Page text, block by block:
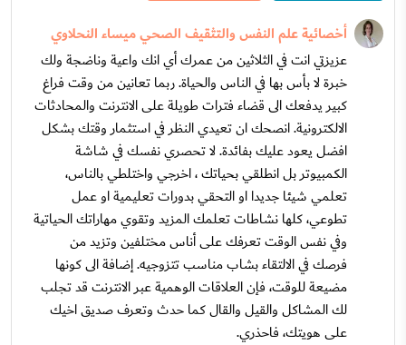
أخصائية علم النفس والتثقيف الصحي ميساء النحلاوي
عزيزتي انت في الثلاثين من عمرك أي انك واعية وناضجة ولك
خبرة لا بأس بها في الناس والحياة. ربما تعانين من وقت فراغ
كبير يدفعك الى قضاء فترات طويلة على الانترنت والمحادثات
الالكترونية. انصحك ان تعيدي النظر في استثمار وقتك بشكل
افضل يعود عليك بفائدة. لا تحصري نفسك في شاشة
الكمبيوتر بل انطلقي بحياتك ، اخرجي واختلطي بالناس،
تعلمي شيئا جديدا او التحقي بدورات تعليمية او عمل
تطوعي، كلها نشاطات تعلمك المزيد وتقوي مهاراتك الحياتية
وفي نفس الوقت تعرفك على أناس مختلفين وتزيد من
فرصك في الالتقاء بشاب مناسب تتزوجيه. إضافة الى كونها
مضيعة للوقت، فإن العلاقات الوهمية عبر الانترنت قد تجلب
لك المشاكل والقيل والقال كما حدث وتعرف صديق اخيك
على هويتك، فاحذري.